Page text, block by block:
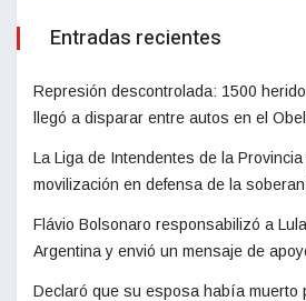
Entradas recientes
Represión descontrolada: 1500
llegó a disparar entre autos en el
La Liga de Intendentes de la
movilización en defensa de la
Flávio Bolsonaro responsabilizó a
Argentina y envió un mensaje de
Declaró que su esposa había muerto